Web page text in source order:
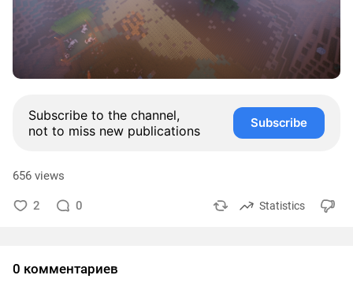
Subscribe to the channel,
not to miss new publications
Subscribe
656 views
2 0 Statistics
0 комментариев